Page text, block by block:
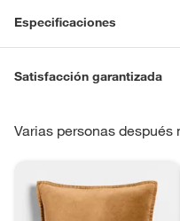
Especificaciones
Material del relleno
Material
Modelo
Satisfacción garantizada
para hacer una devolución.
otras con restricciones y
cambiar. Conoce cuáles son:
Productos vendidos por
Varias personas después